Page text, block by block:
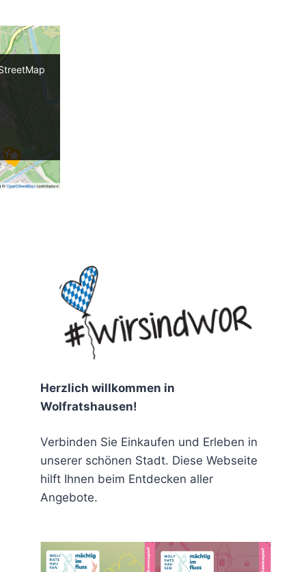
Herzlich willkommen in
Wolfratshausen!
Verbinden Sie Einkaufen und Erleben in
unserer schönen Stadt. Diese Webseite
hilft Ihnen beim Entdecken aller
Angebote.